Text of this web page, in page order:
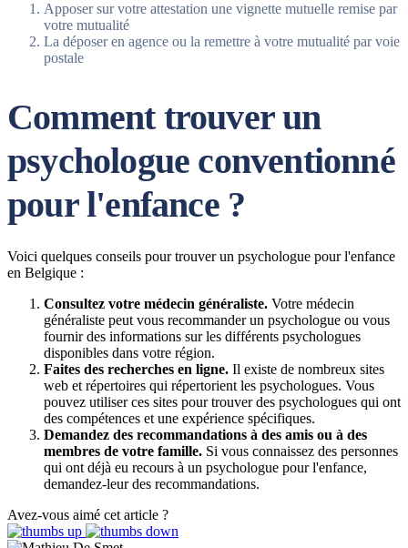
Apposer sur votre attestation une vignette mutuelle remise par
votre mutualité
La déposer en agence ou la remettre à votre mutualité par voie
postale
Comment trouver un
psychologue conventionné
pour l'enfance ?
Voici quelques conseils pour trouver un psychologue pour l'enfance
en Belgique :
Consultez votre médecin généraliste. Votre médecin
généraliste peut vous recommander un psychologue ou vous
fournir des informations sur les différents psychologues
disponibles dans votre région.
Faites des recherches en ligne. Il existe de nombreux sites
web et répertoires qui répertorient les psychologues. Vous
pouvez utiliser ces sites pour trouver des psychologues qui ont
des compétences et une expérience spécifiques.
Demandez des recommandations à des amis ou à des
membres de votre famille. Si vous connaissez des personnes
qui ont déjà eu recours à un psychologue pour l'enfance,
demandez-leur des recommandations.
Avez-vous aimé cet article ?